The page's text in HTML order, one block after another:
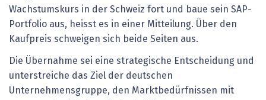
Wachstumskurs in der Schweiz fort und baue sein SAP-
Portfolio aus, heisst es in einer Mitteilung. Über den
Kaufpreis schweigen sich beide Seiten aus.
Die Übernahme sei eine strategische Entscheidung und
unterstreiche das Ziel der deutschen
Unternehmensgruppe, den Marktbedürfnissen mit